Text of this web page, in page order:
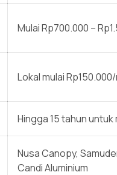
Mulai Rp700.000 –
Lokal mulai
Hingga 15 tahun
Nusa Canopy,
Candi Aluminium